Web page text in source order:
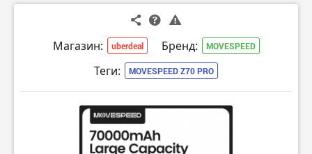
Магазин: uberdeal Бренд: MOVESPEED
Теги: MOVESPEED Z70 PRO